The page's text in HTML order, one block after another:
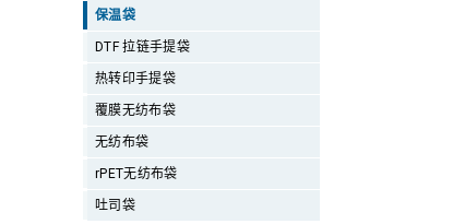
保温袋
DTF 拉链手提袋
热转印手提袋
覆膜无纺布袋
无纺布袋
rPET无纺布袋
吐司袋